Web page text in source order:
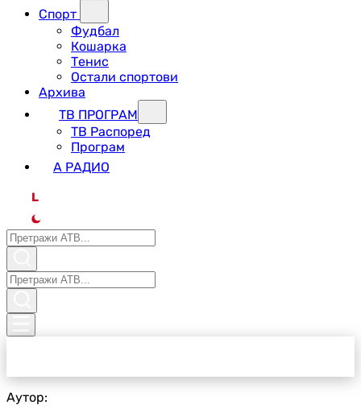
Спорт
Фудбал
Кошарка
Тенис
Остали спортови
Архива
ТВ ПРОГРАМ
ТВ Распоред
Програм
А РАДИО
L
Аутор: